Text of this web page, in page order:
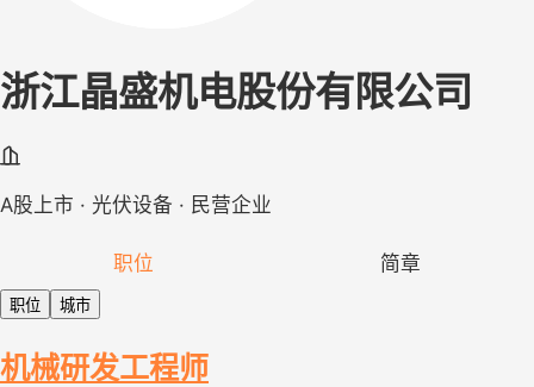
浙江晶盛机电股份有限公司
A股上市 · 光伏设备 · 民营企业
职位 简章
职位 城市
机械研发工程师